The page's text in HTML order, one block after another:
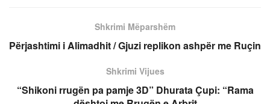
Shkrimi Mëparshëm
Përjashtimi i Alimadhit / Gjuzi replikon ashpër me Ruçin
Shkrimi Vijues
“Shikoni rrugën pa pamje 3D” Dhurata Çupi: “Rama